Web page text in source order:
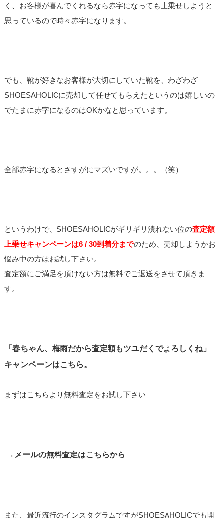
く、お客様が喜んでくれるなら赤字になっても上乗せしようと
思っているので時々赤字になります。
でも、靴が好きなお客様が大切にしていた靴を、わざわざ
SHOESAHOLICに売却して任せてもらえたというのは嬉しいの
でたまに赤字になるのはOKかなと思っています。
全部赤字になるとさすがにマズいですが。。。（笑）
というわけで、SHOESAHOLICがギリギリ潰れない位の査定額
上乗せキャンペーンは6 / 30到着分までのため、売却しようかお
悩み中の方はお試し下さい。
査定額にご満足を頂けない方は無料でご返送をさせて頂きま
す。
「 春ちゃん、梅雨だから査定額もツユだくでよろしくね」
キャンペーンはこちら。
まずはこちらより無料査定をお試し下さい
→メールの無料査定はこちらから
また、最近流行のインスタグラムですがSHOESAHOLICでも開